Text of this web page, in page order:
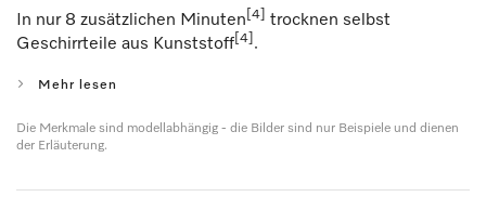
In nur 8 zusätzlichen Minuten [4]
trocknen selbst
Geschirrteile aus Kunststoff [4] .
Mehr lesen
Die Merkmale sind modellabhängig - die Bilder sind nur Beispiele und dienen
der Erläuterung.